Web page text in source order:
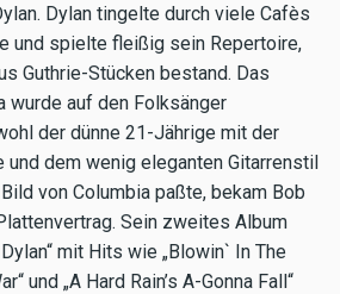
Dylan tingelte durch viele Cafès
und spielte fleißig sein Repertoire,
Guthrie-Stücken bestand. Das
wurde auf den Folksänger
der dünne 21-Jährige mit der
und dem wenig eleganten Gitarrenstil
von Columbia paßte, bekam Bob
Sein zweites Album
mit Hits wie „Blowin` In The
und „A Hard Rain’s A-Gonna Fall“